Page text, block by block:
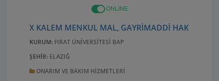
ONLINE
X KALEM MENKUL MAL, GAYRIMADDI HAK ALIM,
KURUM: FIRAT ÜNIVERSITESI BAP
ŞEHIR: ELAZIĞ
ONARIM VE BAKIM HIZMETLERI